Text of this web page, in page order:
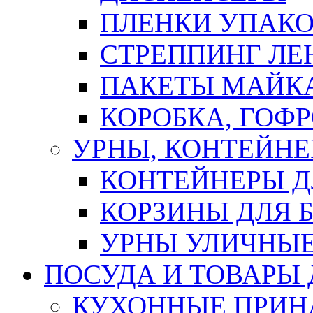
ПЛЕНКИ
СТРЕППИНГ
ПАКЕТЫ
КОРОБКА,
УРНЫ,
КОНТЕЙНЕРЫ
КОРЗИНЫ ДЛЯ
УРНЫ
ПОСУДА И ТОВАРЫ
КУХОННЫЕ